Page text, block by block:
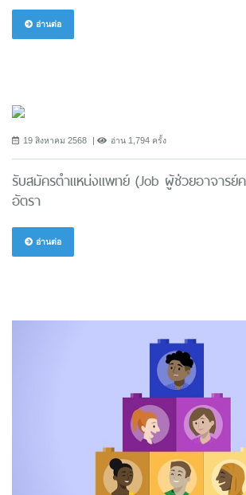
อ่านต่อ
19 สิงหาคม 2568 อ่าน 1,794 ครั้ง
รับสมัครตำแหน่งแพทย์ (Job ผู้ช่วยอาจารย์
อัตรา
อ่านต่อ